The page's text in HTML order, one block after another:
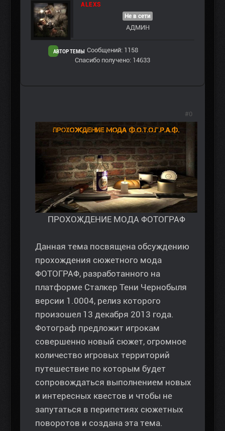
ALEXS
АВТОР ТЕМЫ
Не в сети
АДМИН
Сообщений: 1158
Спасибо получено: 14633
ПРОХОЖДЕНИЕ МОДА ФОТОГРАФ
Данная тема посвящена обсуждению
прохождения сюжетного мода
ФОТОГРАФ, разработанного на
платформе Сталкер Тени Чернобыля
версии 1.0004, релиз которого
произошел 13 декабря 2013 года.
Фотограф предложит игрокам
совершенно новый сюжет, огромное
количество игровых территорий
путешествие по которым будет
сопровождаться выполнением новых
и интересных квестов и чтобы не
запутаться в перипетиях сюжетных
поворотов и создана эта тема.
#0